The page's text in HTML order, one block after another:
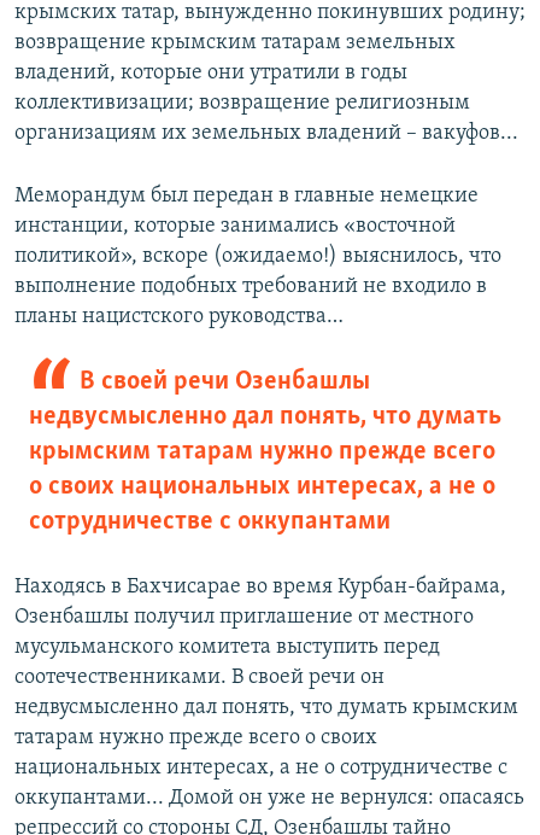
крымских татар, вынужденно покинувших родину;
возвращение крымским татарам земельных
владений, которые они утратили в годы
коллективизации; возвращение религиозным
организациям их земельных владений – вакуфов...
Меморандум был передан в главные немецкие
инстанции, которые занимались «восточной
политикой», вскоре (ожидаемо!) выяснилось, что
выполнение подобных требований не входило в
планы нацистского руководства…
В своей речи Озенбашлы
недвусмысленно дал понять, что думать
крымским татарам нужно прежде всего
о своих национальных интересах, а не о
сотрудничестве с оккупантами
Находясь в Бахчисарае во время Курбан-байрама,
Озенбашлы получил приглашение от местного
мусульманского комитета выступить перед
соотечественниками. В своей речи он
недвусмысленно дал понять, что думать крымским
татарам нужно прежде всего о своих
национальных интересах, а не о сотрудничестве с
оккупантами... Домой он уже не вернулся: опасаясь
репрессий со стороны СД, Озенбашлы тайно